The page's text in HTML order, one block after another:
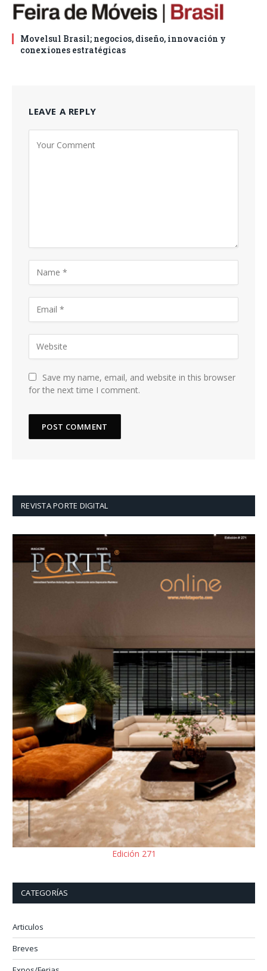
Movelsul Brasil; negocios, diseño, innovación y
conexiones estratégicas
LEAVE A REPLY
Save my name, email, and website in this browser
for the next time I comment.
REVISTA PORTE DIGITAL
Edición 271
CATEGORÍAS
Articulos
Breves